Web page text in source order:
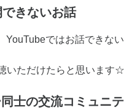
きないお話
YouTubeではお話できな
いただけたらと思います☆
士の交流コミュニ